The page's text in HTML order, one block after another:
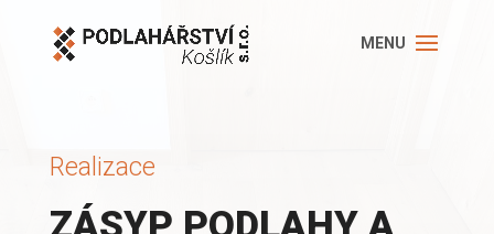
Realizace